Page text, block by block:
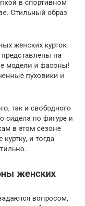
в спортивном
Стильный образ
женских курток
на
модели и фасоны!
пуховики и
так и свободного
сидела по фигуре и
в этом сезоне
и тогда
женских
вопросом,